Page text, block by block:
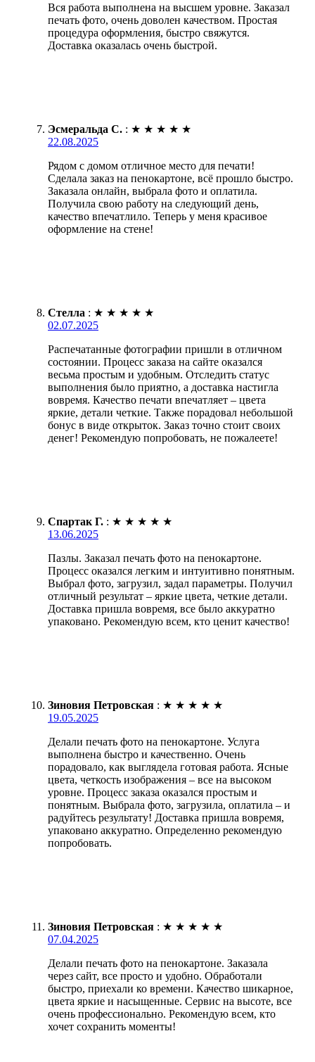
Вся работа выполнена на высшем уровне. Заказал
печать фото, очень доволен качеством. Простая
процедура оформления, быстро свяжутся.
Доставка оказалась очень быстрой.
Эсмеральда С. : ★ ★ ★ ★ ★
22.08.2025
Рядом с домом отличное место для печати!
Сделала заказ на пенокартоне, всё прошло быстро.
Заказала онлайн, выбрала фото и оплатила.
Получила свою работу на следующий день,
качество впечатлило. Теперь у меня красивое
оформление на стене!
Стелла : ★ ★ ★ ★ ★
02.07.2025
Распечатанные фотографии пришли в отличном
состоянии. Процесс заказа на сайте оказался
весьма простым и удобным. Отследить статус
выполнения было приятно, а доставка настигла
вовремя. Качество печати впечатляет – цвета
яркие, детали четкие. Также порадовал небольшой
бонус в виде открыток. Заказ точно стоит своих
денег! Рекомендую попробовать, не пожалеете!
Спартак Г. : ★ ★ ★ ★ ★
13.06.2025
Пазлы. Заказал печать фото на пенокартоне.
Процесс оказался легким и интуитивно понятным.
Выбрал фото, загрузил, задал параметры. Получил
отличный результат – яркие цвета, четкие детали.
Доставка пришла вовремя, все было аккуратно
упаковано. Рекомендую всем, кто ценит качество!
Зиновия Петровская : ★ ★ ★ ★ ★
19.05.2025
Делали печать фото на пенокартоне. Услуга
выполнена быстро и качественно. Очень
порадовало, как выглядела готовая работа. Ясные
цвета, четкость изображения – все на высоком
уровне. Процесс заказа оказался простым и
понятным. Выбрала фото, загрузила, оплатила – и
радуйтесь результату! Доставка пришла вовремя,
упаковано аккуратно. Определенно рекомендую
попробовать.
Зиновия Петровская : ★ ★ ★ ★ ★
07.04.2025
Делали печать фото на пенокартоне. Заказала
через сайт, все просто и удобно. Обработали
быстро, приехали ко времени. Качество шикарное,
цвета яркие и насыщенные. Сервис на высоте, все
очень профессионально. Рекомендую всем, кто
хочет сохранить моменты!